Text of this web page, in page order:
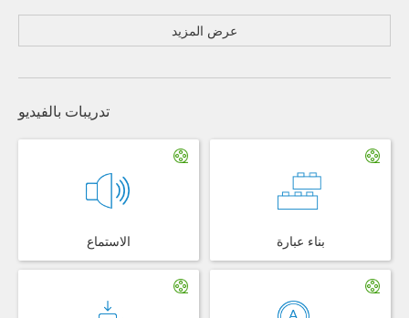
عرض المزيد
تدريبات بالفيديو
الاستماع بناء عبارة